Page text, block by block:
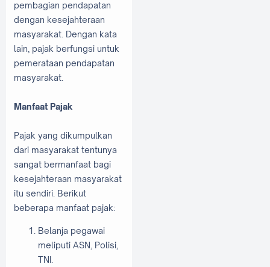
pembagian pendapatan
dengan kesejahteraan
masyarakat. Dengan kata
lain, pajak berfungsi untuk
pemerataan pendapatan
masyarakat.
Manfaat Pajak
Pajak yang dikumpulkan
dari masyarakat tentunya
sangat bermanfaat bagi
kesejahteraan masyarakat
itu sendiri. Berikut
beberapa manfaat pajak:
Belanja pegawai
meliputi ASN, Polisi,
TNI.